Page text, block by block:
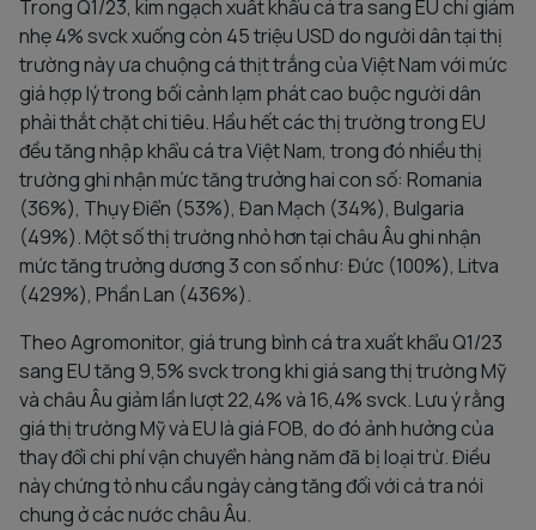
Trong Q1/23, kim ngạch xuất khẩu cá tra sang EU chỉ giảm
nhẹ 4% svck xuống còn 45 triệu USD do người dân tại thị
trường này ưa chuộng cá thịt trắng của Việt Nam với mức
giá hợp lý trong bối cảnh lạm phát cao buộc người dân
phải thắt chặt chi tiêu. Hầu hết các thị trường trong EU
đều tăng nhập khẩu cá tra Việt Nam, trong đó nhiều thị
trường ghi nhận mức tăng trưởng hai con số: Romania
(36%), Thụy Điển (53%), Đan Mạch (34%), Bulgaria
(49%). Một số thị trường nhỏ hơn tại châu Âu ghi nhận
mức tăng trưởng dương 3 con số như: Đức (100%), Litva
(429%), Phần Lan (436%).
Theo Agromonitor, giá trung bình cá tra xuất khẩu Q1/23
sang EU tăng 9,5% svck trong khi giá sang thị trường Mỹ
và châu Âu giảm lần lượt 22,4% và 16,4% svck. Lưu ý rằng
giá thị trường Mỹ và EU là giá FOB, do đó ảnh hưởng của
thay đổi chi phí vận chuyển hàng năm đã bị loại trừ. Điều
này chứng tỏ nhu cầu ngày càng tăng đối với cá tra nói
chung ở các nước châu Âu.